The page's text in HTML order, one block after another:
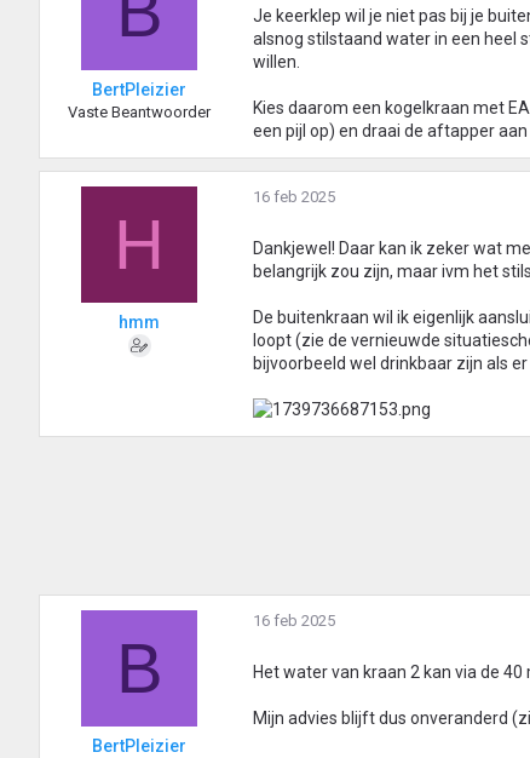
BertPleizier
Vaste Beantwoorder
Je keerklep wil je niet pas bij je
alsnog stilstaand water in een heel
willen.
Kies daarom een kogelkraan met
een pijl op) en draai de aftapper
H
hmm
16 feb 2025
Dankjewel! Daar kan ik zeker wat
belangrijk zou zijn, maar ivm het
De buitenkraan wil ik eigenlijk
loopt (zie de vernieuwde
bijvoorbeeld wel drinkbaar zijn als
B
BertPleizier
16 feb 2025
Het water van kraan 2 kan via de
Mijn advies blijft dus onveranderd